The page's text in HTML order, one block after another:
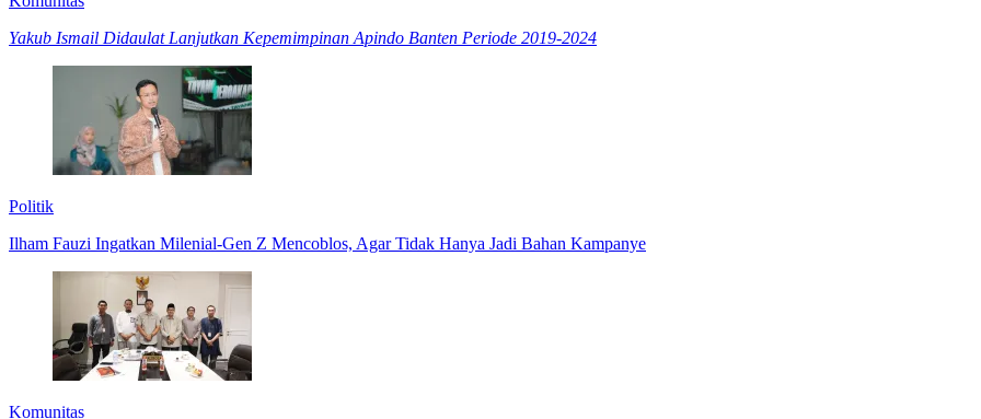
Yakub Ismail Didaulat Lanjutkan Kepemimpinan Apindo Banten Periode 2019-2024
Politik
Ilham Fauzi Ingatkan Milenial-Gen Z Mencoblos, Agar Tidak Hanya Jadi Bahan Kampanye
Komunitas